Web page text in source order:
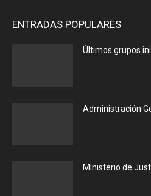
ENTRADAS POPULARES
Últimos grupos
Administración
Ministerio de